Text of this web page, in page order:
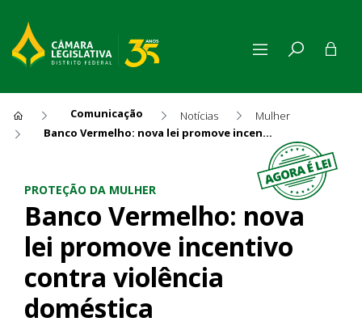
Comunicação Notícias
Mulher
Banco Vermelho: nova lei promove incentivo contra violência doméstica
Banco Vermelho: nova lei
PROTEÇÃO DA MULHER
Banco Vermelho: nova
lei promove incentivo
contra violência
doméstica